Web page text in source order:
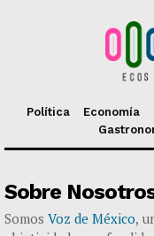
Política Economía
Sobre
Somos Voz de México,